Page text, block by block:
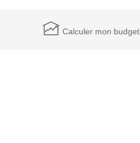
Calculer mon budget